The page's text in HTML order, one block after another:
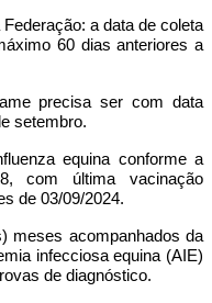
a data de coleta
60 dias anteriores a
precisa ser com data
setembro.
equina conforme a
com última vacinação
de 03/09/2024.
meses acompanhados da
infecciosa equina (AIE)
de diagnóstico.